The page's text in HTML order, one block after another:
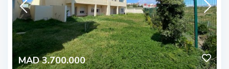
MAD 3.700.000